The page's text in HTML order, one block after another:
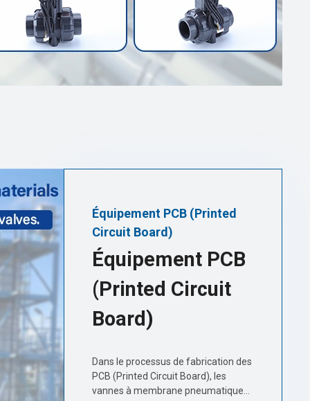
Équipement PCB (Printed
Circuit Board)
Équipement PCB
(Printed Circuit
Board)
Dans le processus de fabrication des
PCB (Printed Circuit Board), les
vannes à membrane pneumatiques